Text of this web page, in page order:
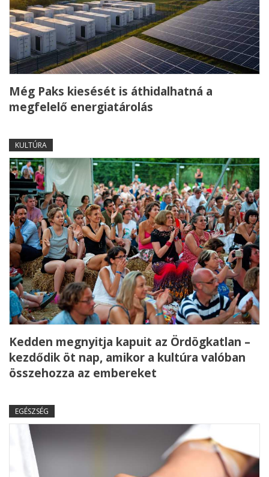
Még Paks kiesését is áthidalhatná a
megfelelő energiatárolás
KULTÚRA
Kedden megnyitja kapuit az Ördögkatlan –
kezdődik öt nap, amikor a kultúra valóban
összehozza az embereket
EGÉSZSÉG